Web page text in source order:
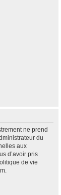
ne prend
du
aux
d’avoir pris
de vie